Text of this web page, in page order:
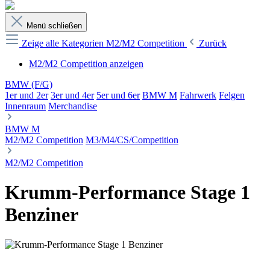
Menü schließen
Zeige alle Kategorien M2/M2 Competition
Zurück
M2/M2 Competition anzeigen
BMW (F/G)
1er und 2er 3er und 4er 5er und 6er BMW M Fahrwerk Felgen
Innenraum Merchandise
BMW M
M2/M2 Competition M3/M4/CS/Competition
M2/M2 Competition
Krumm-Performance Stage 1
Benziner